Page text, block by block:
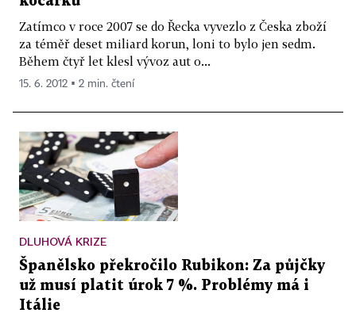
Zatímco v roce 2007 se do Řecka vyvezlo z Česka zboží
za téměř deset miliard korun, loni to bylo jen sedm.
Během čtyř let klesl vývoz aut o...
15. 6. 2012 ▪ 2 min. čtení
DLUHOVÁ KRIZE
Španělsko překročilo Rubikon: Za půjčky
už musí platit úrok 7 %. Problémy má i
Itálie